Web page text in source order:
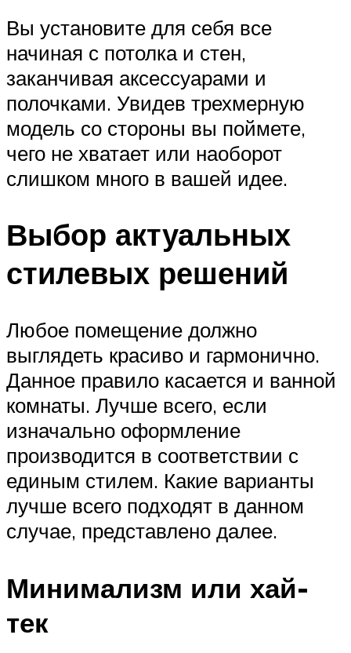
Вы установите для себя все
начиная с потолка и стен,
заканчивая аксессуарами и
полочками. Увидев трехмерную
модель со стороны вы поймете,
чего не хватает или наоборот
слишком много в вашей идее.
Выбор актуальных
стилевых решений
Любое помещение должно
выглядеть красиво и гармонично.
Данное правило касается и ванной
комнаты. Лучше всего, если
изначально оформление
производится в соответствии с
единым стилем. Какие варианты
лучше всего подходят в данном
случае, представлено далее.
Минимализм или хай-
тек